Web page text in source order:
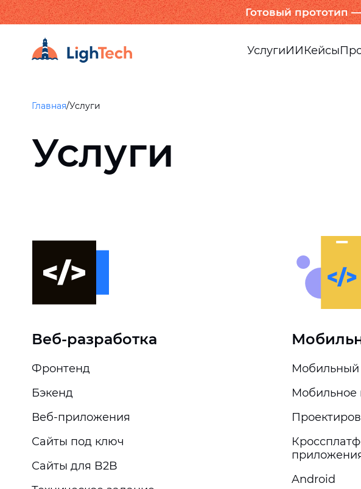
Готовый прототип
УслугиИИКейсы
Главная/Услуги
Услуги
Веб-разработка
Фронтенд
Бэкенд
Веб-приложения
Сайты под ключ
Сайты для B2B
Мобильный
Мобильное
Android